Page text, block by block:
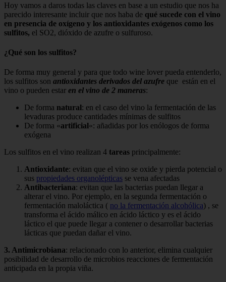
Hoy vamos a daros todas las claves en base a un estudio que nos ha
parecido interesante incluir que nos haba de qué sucede con el vino
en presencia de oxígeno y los antioxidantes exógenos como los
sulfitos, el SO2, dióxido de azufre o sulfuroso.
¿Qué son los sulfitos?
De forma muy general y para que todo wine lover pueda entenderlo,
los sulfitos son antioxidantes derivados del azufre que están en el
vino o pueden estar en el vino de 2 maneras:
De forma natural: en el caso del vino la fermentación de las
levaduras produce cantidades mínimas de sulfitos
De forma «artificial«: añadidas por los enólogos de forma
exógena
Los sulfitos en el vino realizan 4 tareas principalmente:
Antioxidante: evitan que el vino se oxide y pierda potencial o
sus propiedades organolépticas se vena afectadas
Antibacteriana: evitan que las bacterias puedan llegar a
alterar el vino. Por ejemplo, en la segunda fermentación o
fermentación maloláctica ( no la fermentación alcohólica) , se
transforma el ácido málico en ácido láctico y es el ácido
láctico el que puede llegar a contener o desarrollar bacterias
lácticas que puedan dañar el vino.
3. Antimicrobiana: relacionado con lo anterior, elimina cualquier
posibilidad de desarrollo de microbios reacciones de fermentación
anticipada en la propia viña.